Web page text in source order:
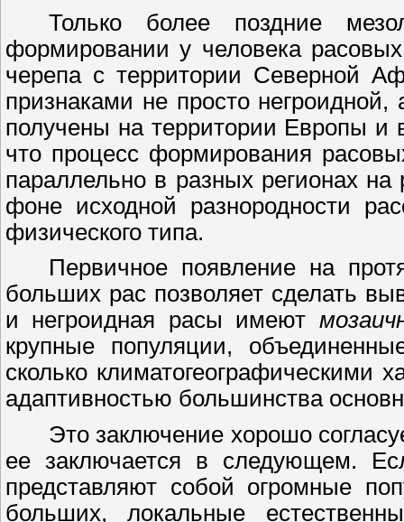
Только более поздние
формировании у человека
черепа с территории Северной
признаками не просто
получены на территории Европы и
что процесс формирования
параллельно в разных регионах на
фоне исходной разнородности
физического типа.
Первичное появление на
больших рас позволяет сделать
и негроидная расы имеют
крупные популяции,
сколько климатогеографическими
адаптивностью большинства
Это заключение хорошо
ее заключается в следующем.
представляют собой огромные
больших, локальные